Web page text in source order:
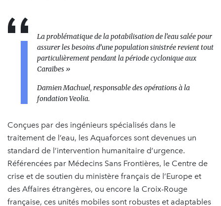
La problématique de la potabilisation de l’eau salée pour
assurer les besoins d’une population sinistrée revient tout
particulièrement pendant la période cyclonique aux
Caraïbes »
Damien Machuel, responsable des opérations à la
fondation Veolia.
Conçues par des ingénieurs spécialisés dans le
traitement de l’eau, les Aquaforces sont devenues un
standard de l’intervention humanitaire d’urgence.
Référencées par Médecins Sans Frontières, le Centre de
crise et de soutien du ministère français de l’Europe et
des Affaires étrangères, ou encore la Croix-Rouge
française, ces unités mobiles sont robustes et adaptables